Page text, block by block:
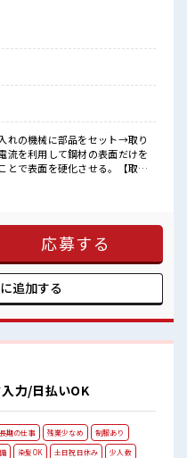
けど、
ていきましょう！
れの機械に部品をセット→取り
流を利用して鋼材の表面だけを
とで表面を硬化させる。【取扱
ラク制服アリ≫ 制服があるの
≪未経験の方も大カンゲイ≫ 新
不安だけど、 しっかり働く環
スキルUP・ステップUP目指し
った期間で働ける≫ 福利厚生が
はウレシイPoint☆ 一息つける
応募する
追加する
力/日払いOK
長期の仕事 残業少なめ
制服あり
染髪OK 土日祝日休み
少人数